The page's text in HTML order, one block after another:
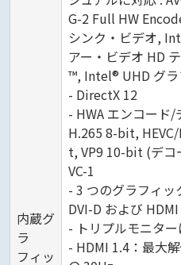
内蔵グ
ラ
フィッ
G-2 Full HW
シンク・ビデオ,
アー・ビデオ HD
™, Intel® UHD グラ
- DirectX 12
- HWA エンコード/
H.265 8-bit,
t, VP9 10-bit (デコ
VC-1
- 3 つのグラフィ
DVI-D および HDMI
- トリプルモニタ
- HDMI 1.4：最大